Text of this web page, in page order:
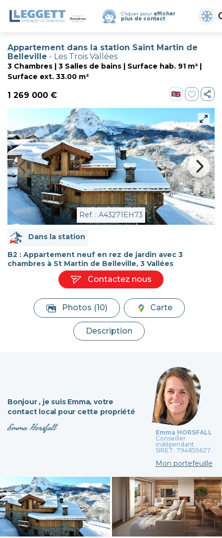
Cliquer pour afficher
plus de contact
Appartement dans la station Saint Martin de
Belleville - Les Trois Vallées
3 Chambres | 3 Salles de bains | Surface hab. 91 m² |
Surface ext. 33.00 m²
1 269 000 €
Ref. : A43271EH73
Dans la station
B2 : Appartement neuf en rez de jardin avec 3
chambres à St Martin de Belleville, 3 Vallées
Contactez nous
Photos (10) Carte
Description
Bonjour , je suis Emma, votre
contact local pour cette propriété
Emma Horsfall
Emma HORSFALL
Conseiller
indépendant
SIRET: 794855627
Mon portefeuille